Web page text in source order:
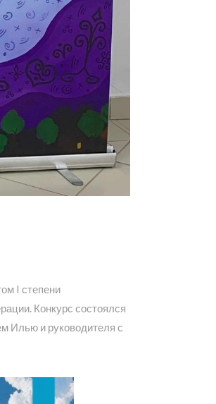
I степени
Конкурс состоялся
Илью и руководителя с